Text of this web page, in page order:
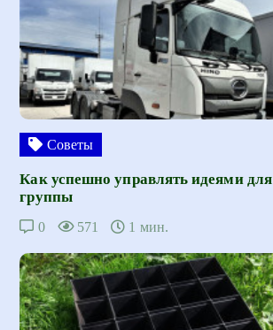
Советы
Как успешно управлять идеями для
группы
0 571 1 мин.